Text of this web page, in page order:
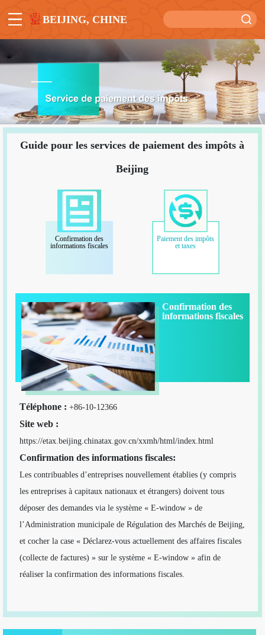
BEIJING, CHINE
Guide pour les services de paiement des impôts à
Beijing
Confirmation des
informations fiscales
Paiement des impôts
et taxes
Confirmation des
informations fiscales
Téléphone : +86-10-12366
Site web :
https://etax.beijing.chinatax.gov.cn/xxmh/html/index.html
Confirmation des informations fiscales:
Les contribuables d’entreprises nouvellement établies (y compris
les entreprises à capitaux nationaux et étrangers) doivent tous
déposer des demandes via le système « E-window » de
l’Administration municipale de Régulation des Marchés de Beijing,
et cocher la case « Déclarez-vous actuellement des affaires fiscales
(collecte de factures) » sur le système « E-window » afin de
réaliser la confirmation des informations fiscales.